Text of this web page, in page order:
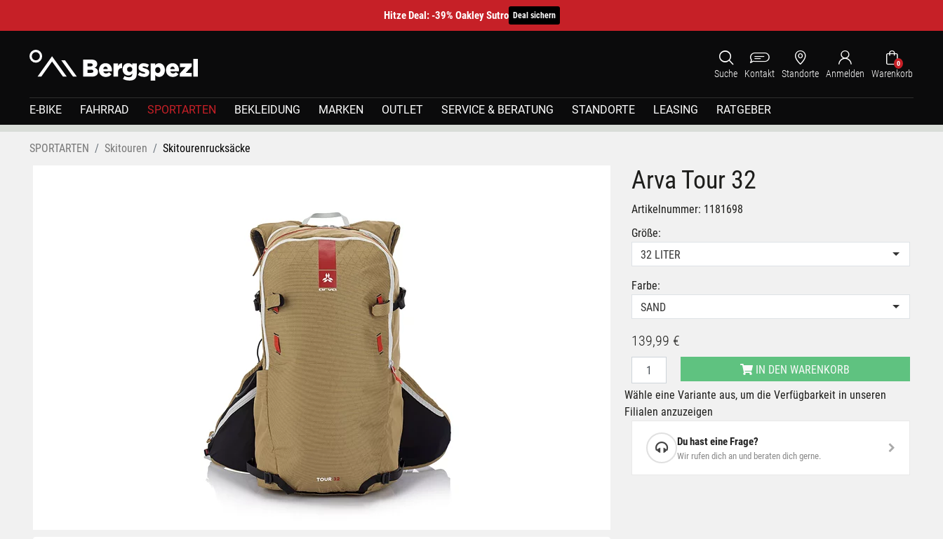
Hitze Deal: -39% Oakley Sutro Deal sichern
Suche Kontakt Standorte Anmelden
0
Warenkorb
E-BIKE FAHRRAD SPORTARTEN BEKLEIDUNG MARKEN OUTLET SERVICE & BERATUNG STANDORTE LEASING RATGEBER
SPORTARTEN Skitouren Skitourenrucksäcke
Arva Tour 32
Artikelnummer: 1181698
Größe:
32 LITER
Farbe:
SAND
139,99 €
IN DEN WARENKORB
Wähle eine Variante aus, um die Verfügbarkeit in unseren
Filialen anzuzeigen
Du hast eine Frage?
Wir rufen dich an und beraten dich gerne.